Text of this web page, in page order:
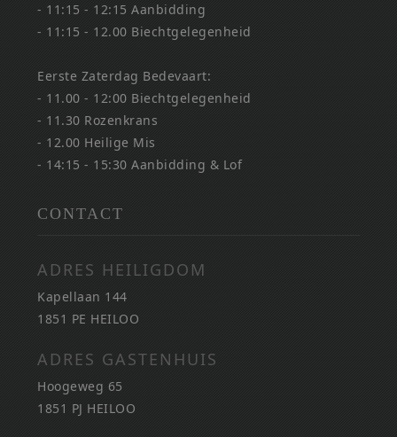
- 11:15 - 12:15 Aanbidding
- 11:15 - 12.00 Biechtgelegenheid
Eerste Zaterdag Bedevaart:
- 11.00 - 12:00 Biechtgelegenheid
- 11.30 Rozenkrans
- 12.00 Heilige Mis
- 14:15 - 15:30 Aanbidding & Lof
CONTACT
ADRES HEILIGDOM
Kapellaan 144
1851 PE HEILOO
ADRES GASTENHUIS
Hoogeweg 65
1851 PJ HEILOO